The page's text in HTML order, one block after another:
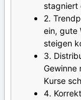
stagniert
2.
ein, gute
steigen
3.
Gewinne
Kurse
4.